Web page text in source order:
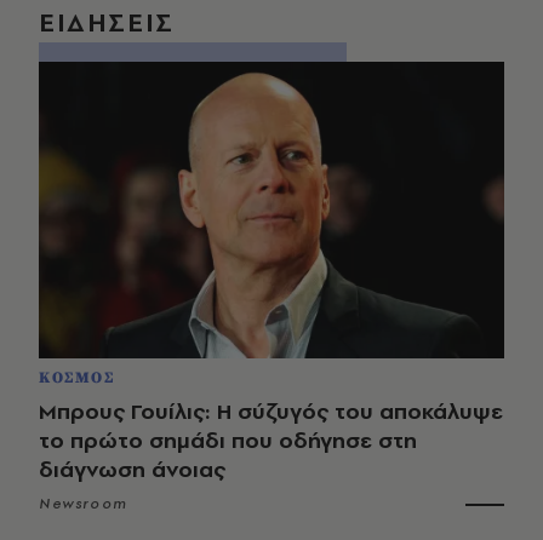
ΕΙΔΗΣΕΙΣ
ΚΟΣΜΟΣ
Μπρους Γουίλις: Η σύζυγός του αποκάλυψε
το πρώτο σημάδι που οδήγησε στη
διάγνωση άνοιας
Newsroom